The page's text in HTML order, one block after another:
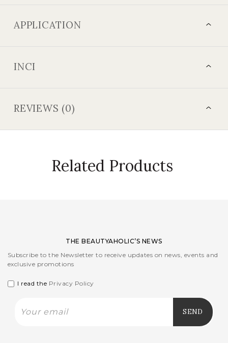
APPLICATION
INCI
REVIEWS (0)
Related Products
THE BEAUTYAHOLIC’S NEWS
Subscribe to the Newsletter to receive updates on news, events and
exclusive promotions
I read the Privacy Policy